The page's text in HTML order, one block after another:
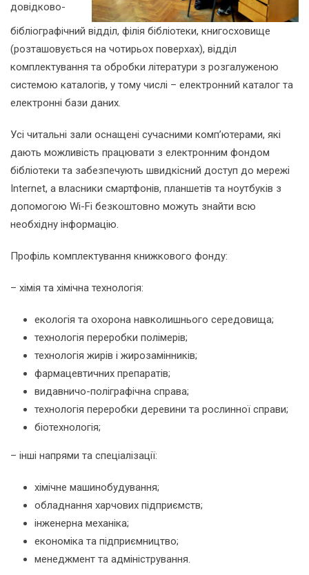
довідково-
бібліографічний відділ, філія бібліотеки, книгосховище
(розташовується на чотирьох поверхах), відділ
комплектування та обробки літератури з розгалуженою
системою каталогів, у тому числі – електронний каталог та
електронні бази даних.
Усі читальні зали оснащені сучасними комп’ютерами, які
дають можливість працювати з електронним фондом
бібліотеки та забезпечують швидкісний доступ до мережі
Internet, а власники смартфонів, планшетів та ноутбуків з
допомогою Wi-Fi безкоштовно можуть знайти всю
необхідну інформацію.
Профіль комплектування книжкового фонду:
– хімія та хімічна технологія:
екологія та охорона навколишнього середовища;
технологія переробки полімерів;
технологія жирів і жирозамінників;
фармацевтичних препаратів;
видавничо-поліграфічна справа;
технологія переробки деревини та рослинної справи;
біотехнологія;
– інші напрями та спеціалізації:
хімічне машинобудування;
обладнання харчових підприємств;
інженерна механіка;
економіка та підприємництво;
менеджмент та адміністрування.